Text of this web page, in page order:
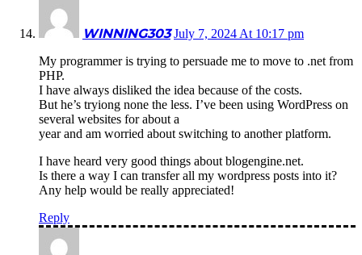
WINNING303 July 7, 2024 At 10:17 pm
My programmer is trying to persuade me to move to .net from
PHP.
I have always disliked the idea because of the costs.
But he’s tryiong none the less. I’ve been using WordPress on
several websites for about a
year and am worried about switching to another platform.
I have heard very good things about blogengine.net.
Is there a way I can transfer all my wordpress posts into it?
Any help would be really appreciated!
Reply